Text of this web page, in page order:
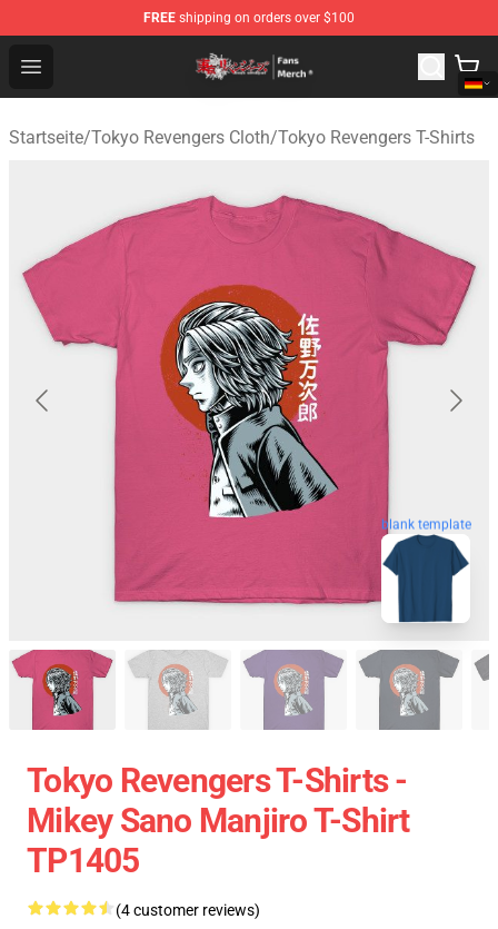
FREE shipping on orders over $100
Open menu
Tokyo Revengers Store - Official Tokyo Revengers
Startseite/Tokyo Revengers Cloth/Tokyo Revengers T-Shirts
blank template
Tokyo Revengers T-Shirts -
Mikey Sano Manjiro T-Shirt
TP1405
(4 customer reviews)